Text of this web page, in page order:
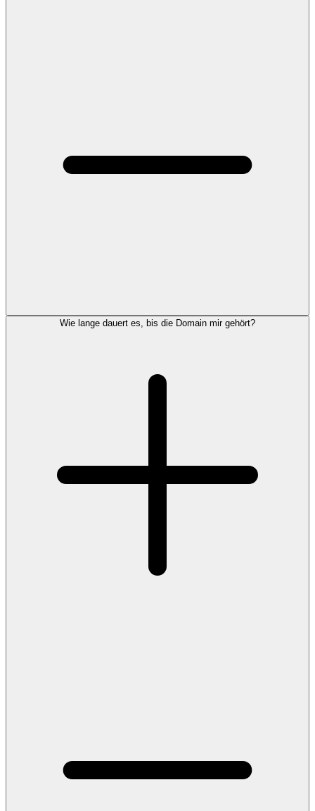
Wie lange dauert es, bis die Domain mir gehört?